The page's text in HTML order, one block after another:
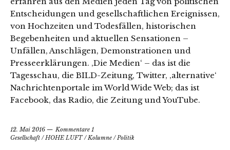
Entscheidungen und gesellschaftlichen Ereignissen,
von Hochzeiten und Todesfällen, historischen
Begebenheiten und aktuellen Sensationen –
Unfällen, Anschlägen, Demonstrationen und
Presseerklärungen. ‚Die Medien‘ – das ist die
Tagesschau, die BILD-Zeitung, Twitter, ‚alternative‘
Nachrichtenportale im World Wide Web; das ist
Facebook, das Radio, die Zeitung und YouTube.
12. Mai 2016
Kommentare 1
Gesellschaft /HOHE LUFT/Kolumne /Politik